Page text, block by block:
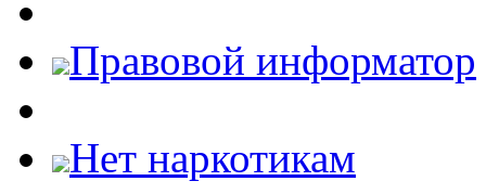
Правовой информатор
Нет наркотикам